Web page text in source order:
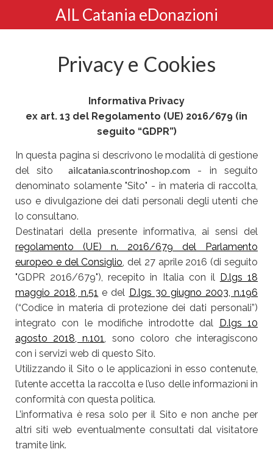
AIL Catania eDonazioni
Privacy e Cookies
Informativa Privacy
ex art. 13 del Regolamento (UE) 2016/679 (in
seguito “GDPR”)
In questa pagina si descrivono le modalità di gestione
del sito ailcatania.scontrinoshop.com - in seguito
denominato solamente "Sito" - in materia di raccolta,
uso e divulgazione dei dati personali degli utenti che
lo consultano.
Destinatari della presente informativa, ai sensi del
regolamento (UE) n. 2016/679 del Parlamento
europeo e del Consiglio, del 27 aprile 2016 (di seguito
"GDPR 2016/679"), recepito in Italia con il D.lgs 18
maggio 2018, n.51 e del D.lgs 30 giugno 2003, n.196
(“Codice in materia di protezione dei dati personali”)
integrato con le modifiche introdotte dal
D.lgs 10
agosto 2018, n.101, sono coloro che interagiscono
con i servizi web di questo Sito.
Utilizzando il Sito o le applicazioni in esso contenute,
l’utente accetta la raccolta e l’uso delle informazioni in
conformità con questa politica.
L’informativa è resa solo per il Sito e non anche per
altri siti web eventualmente consultati dal visitatore
tramite link.